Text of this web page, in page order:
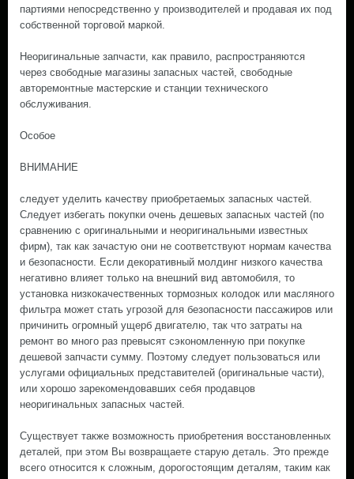
партиями непосредственно у производителей и продавая их под
собственной торговой маркой.
Неоригинальные запчасти, как правило, распространяются
через свободные магазины запасных частей, свободные
авторемонтные мастерские и станции технического
обслуживания.
Особое
ВНИМАНИЕ
следует уделить качеству приобретаемых запасных частей.
Следует избегать покупки очень дешевых запасных частей (по
сравнению с оригинальными и неоригинальными известных
фирм), так как зачастую они не соответствуют нормам качества
и безопасности. Если декоративный молдинг низкого качества
негативно влияет только на внешний вид автомобиля, то
установка низкокачественных тормозных колодок или масляного
фильтра может стать угрозой для безопасности пассажиров или
причинить огромный ущерб двигателю, так что затраты на
ремонт во много раз превысят сэкономленную при покупке
дешевой запчасти сумму. Поэтому следует пользоваться или
услугами официальных представителей (оригинальные части),
или хорошо зарекомендовавших себя продавцов
неоригинальных запасных частей.
Существует также возможность приобретения восстановленных
деталей, при этом Вы возвращаете старую деталь. Это прежде
всего относится к сложным, дорогостоящим деталям, таким как